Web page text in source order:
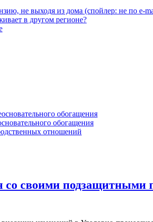
не выходя из дома (спойлер: не по e-
в другом регионе?
обогащения
обогащения
отношений
со своими подзащитными